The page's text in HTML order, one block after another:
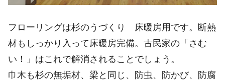
フローリングは杉のうづくり 床暖房用です。断熱
材もしっかり入って床暖房完備。古民家の「さむ
い！」はこれで解消されることでしょう。
巾木も杉の無垢材、梁と同じ、防虫、防かび、防腐